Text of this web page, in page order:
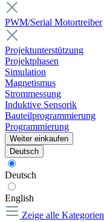
PWM/Serial Motortreiber
Projektunterstützung
Projektphasen
Simulation
Magnetismus
Strommessung
Induktive Sensorik
Bauteilprogrammierung
Programmierung
Weiter einkaufen
Deutsch
Deutsch
English
Zeige alle Kategorien